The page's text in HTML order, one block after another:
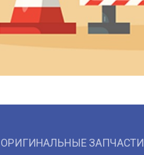
ОРИГИНАЛЬНЫЕ ЗАПЧАСТИ